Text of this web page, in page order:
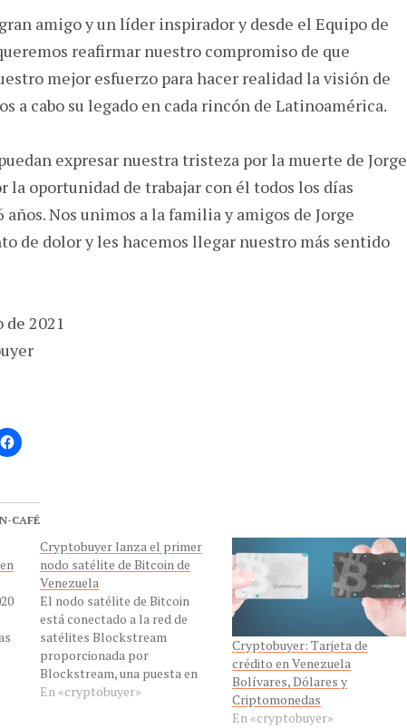
amigo y un líder inspirador y desde el Equipo de
reafirmar nuestro compromiso de que
mejor esfuerzo para hacer realidad la visión de
a cabo su legado en cada rincón de Latinoamérica.
expresar nuestra tristeza por la muerte de Jorge
la oportunidad de trabajar con él todos los días
Nos unimos a la familia y amigos de Jorge
de dolor y les hacemos llegar nuestro más sentido
de 2021
CAFÉ
Cryptobuyer lanza el primer
nodo satélite de Bitcoin de
Venezuela
El nodo satélite de Bitcoin
está conectado a la red de
satélites Blockstream
proporcionada por
Blockstream, una puesta en
marcha de la infraestructura
En «cryptobuyer»
Cryptobuyer: Tarjeta de
crédito en Venezuela
Bolívares, Dólares y
Criptomonedas
En «cryptobuyer»